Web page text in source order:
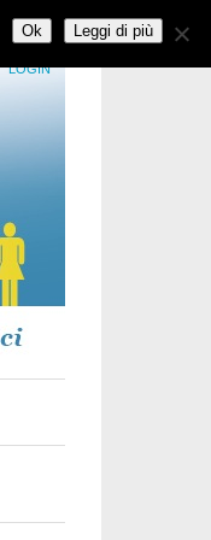
LOGIN
Ok Leggi di più